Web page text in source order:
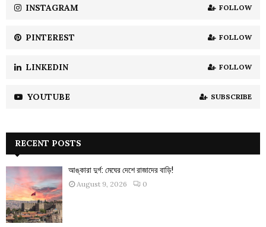
H
INSTAGRAM FOLLOW
PINTEREST FOLLOW
LINKEDIN FOLLOW
YOUTUBE SUBSCRIBE
RECENT POSTS
আঙ্কারা দুর্গ: মেঘের দেশে রাজাদের বাড়ি!
August 9, 2026 0